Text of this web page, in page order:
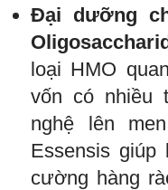
Đại dưỡng
loại HMO
vốn có nhiều
nghệ lên
Essensis giúp
cường hàng